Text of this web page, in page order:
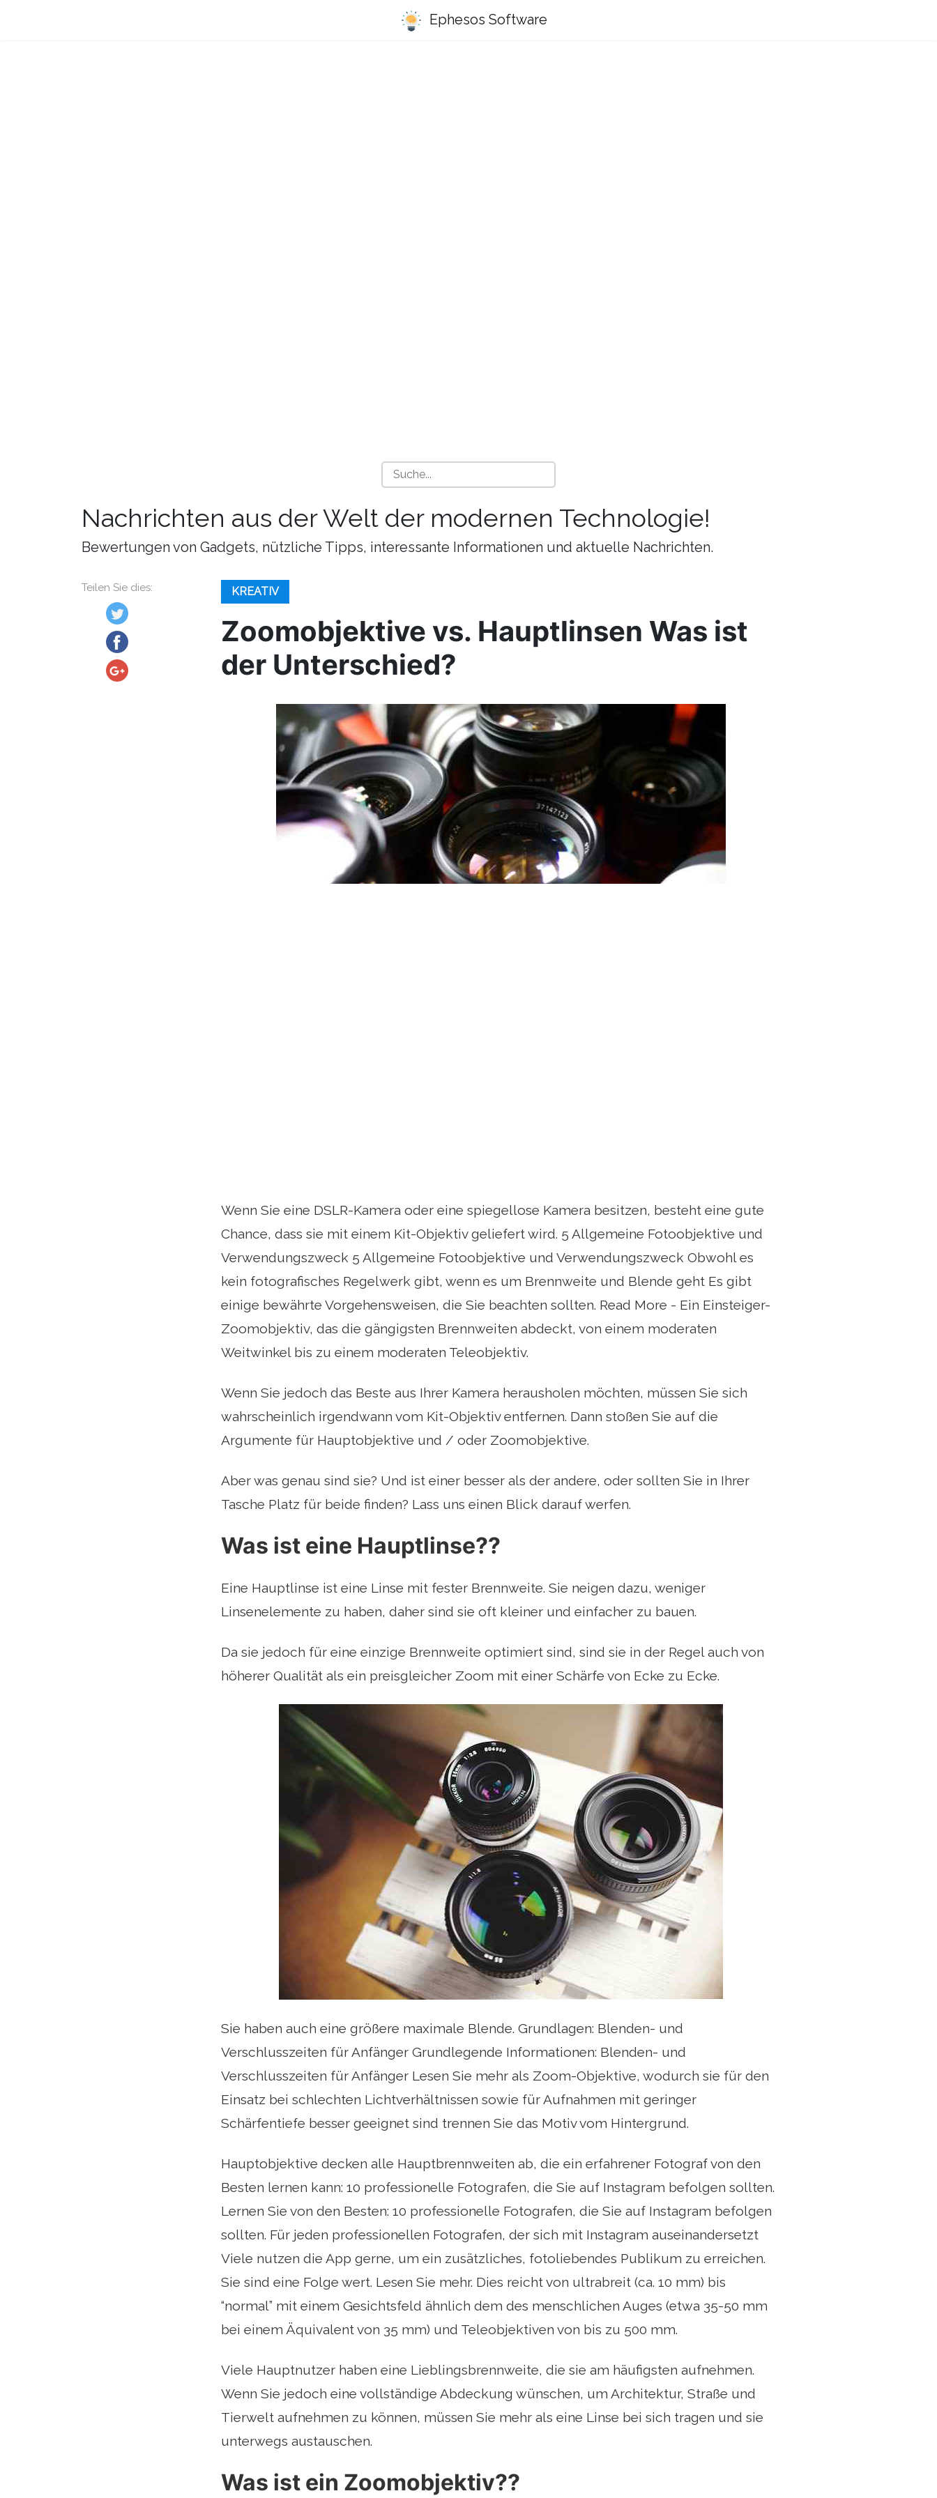
Ephesos Software
Nachrichten aus der Welt der modernen Technologie!
Bewertungen von Gadgets, nützliche Tipps, interessante Informationen und aktuelle Nachrichten.
Teilen Sie dies: KREATIV
Zoomobjektive vs. Hauptlinsen Was ist
der Unterschied?
Wenn Sie eine DSLR-Kamera oder eine spiegellose Kamera besitzen, besteht eine gute
Chance, dass sie mit einem Kit-Objektiv geliefert wird. 5 Allgemeine Fotoobjektive und
Verwendungszweck 5 Allgemeine Fotoobjektive und Verwendungszweck Obwohl es
kein fotografisches Regelwerk gibt, wenn es um Brennweite und Blende geht Es gibt
einige bewährte Vorgehensweisen, die Sie beachten sollten. Read More - Ein Einsteiger-
Zoomobjektiv, das die gängigsten Brennweiten abdeckt, von einem moderaten
Weitwinkel bis zu einem moderaten Teleobjektiv.
Wenn Sie jedoch das Beste aus Ihrer Kamera herausholen möchten, müssen Sie sich
wahrscheinlich irgendwann vom Kit-Objektiv entfernen. Dann stoßen Sie auf die
Argumente für Hauptobjektive und / oder Zoomobjektive.
Aber was genau sind sie? Und ist einer besser als der andere, oder sollten Sie in Ihrer
Tasche Platz für beide finden? Lass uns einen Blick darauf werfen.
Was ist eine Hauptlinse??
Eine Hauptlinse ist eine Linse mit fester Brennweite. Sie neigen dazu, weniger
Linsenelemente zu haben, daher sind sie oft kleiner und einfacher zu bauen.
Da sie jedoch für eine einzige Brennweite optimiert sind, sind sie in der Regel auch von
höherer Qualität als ein preisgleicher Zoom mit einer Schärfe von Ecke zu Ecke.
Sie haben auch eine größere maximale Blende. Grundlagen: Blenden- und
Verschlusszeiten für Anfänger Grundlegende Informationen: Blenden- und
Verschlusszeiten für Anfänger Lesen Sie mehr als Zoom-Objektive, wodurch sie für den
Einsatz bei schlechten Lichtverhältnissen sowie für Aufnahmen mit geringer
Schärfentiefe besser geeignet sind trennen Sie das Motiv vom Hintergrund.
Hauptobjektive decken alle Hauptbrennweiten ab, die ein erfahrener Fotograf von den
Besten lernen kann: 10 professionelle Fotografen, die Sie auf Instagram befolgen sollten.
Lernen Sie von den Besten: 10 professionelle Fotografen, die Sie auf Instagram befolgen
sollten. Für jeden professionellen Fotografen, der sich mit Instagram auseinandersetzt
Viele nutzen die App gerne, um ein zusätzliches, fotoliebendes Publikum zu erreichen.
Sie sind eine Folge wert. Lesen Sie mehr. Dies reicht von ultrabreit (ca. 10 mm) bis
“normal” mit einem Gesichtsfeld ähnlich dem des menschlichen Auges (etwa 35-50 mm
bei einem Äquivalent von 35 mm) und Teleobjektiven von bis zu 500 mm.
Viele Hauptnutzer haben eine Lieblingsbrennweite, die sie am häufigsten aufnehmen.
Wenn Sie jedoch eine vollständige Abdeckung wünschen, um Architektur, Straße und
Tierwelt aufnehmen zu können, müssen Sie mehr als eine Linse bei sich tragen und sie
unterwegs austauschen.
Was ist ein Zoomobjektiv??